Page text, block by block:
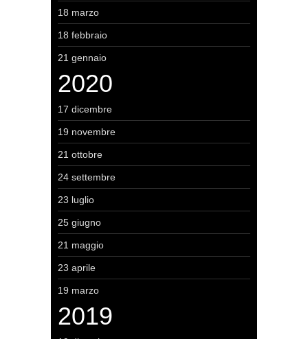
18 marzo
18 febbraio
21 gennaio
2020
17 dicembre
19 novembre
21 ottobre
24 settembre
23 luglio
25 giugno
21 maggio
23 aprile
19 marzo
2019